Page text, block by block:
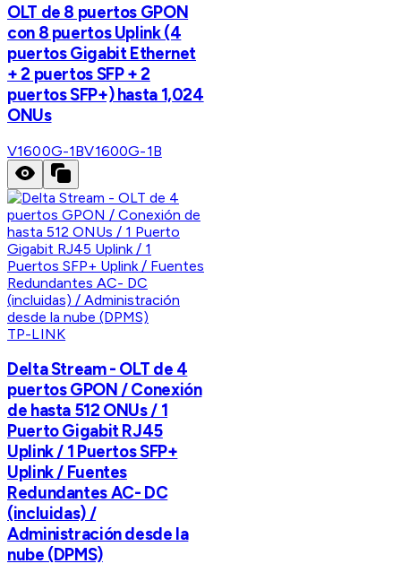
OLT de 8 puertos GPON
con 8 puertos Uplink (4
puertos Gigabit Ethernet
+ 2 puertos SFP + 2
puertos SFP+) hasta 1,024
ONUs
V1600G-1BV1600G-1B
TP-LINK
Delta Stream - OLT de 4
puertos GPON / Conexión
de hasta 512 ONUs / 1
Puerto Gigabit RJ45
Uplink / 1 Puertos SFP+
Uplink / Fuentes
Redundantes AC- DC
(incluidas) /
Administración desde la
nube (DPMS)